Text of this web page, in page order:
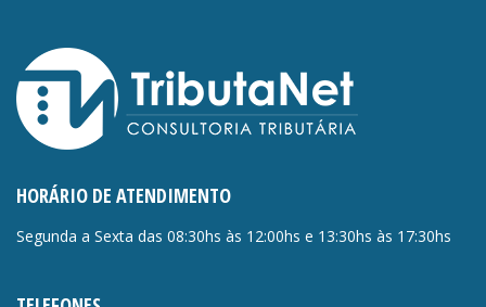
HORÁRIO DE ATENDIMENTO
Segunda a Sexta das 08:30hs às 12:00hs e 13:30hs às 17:30hs